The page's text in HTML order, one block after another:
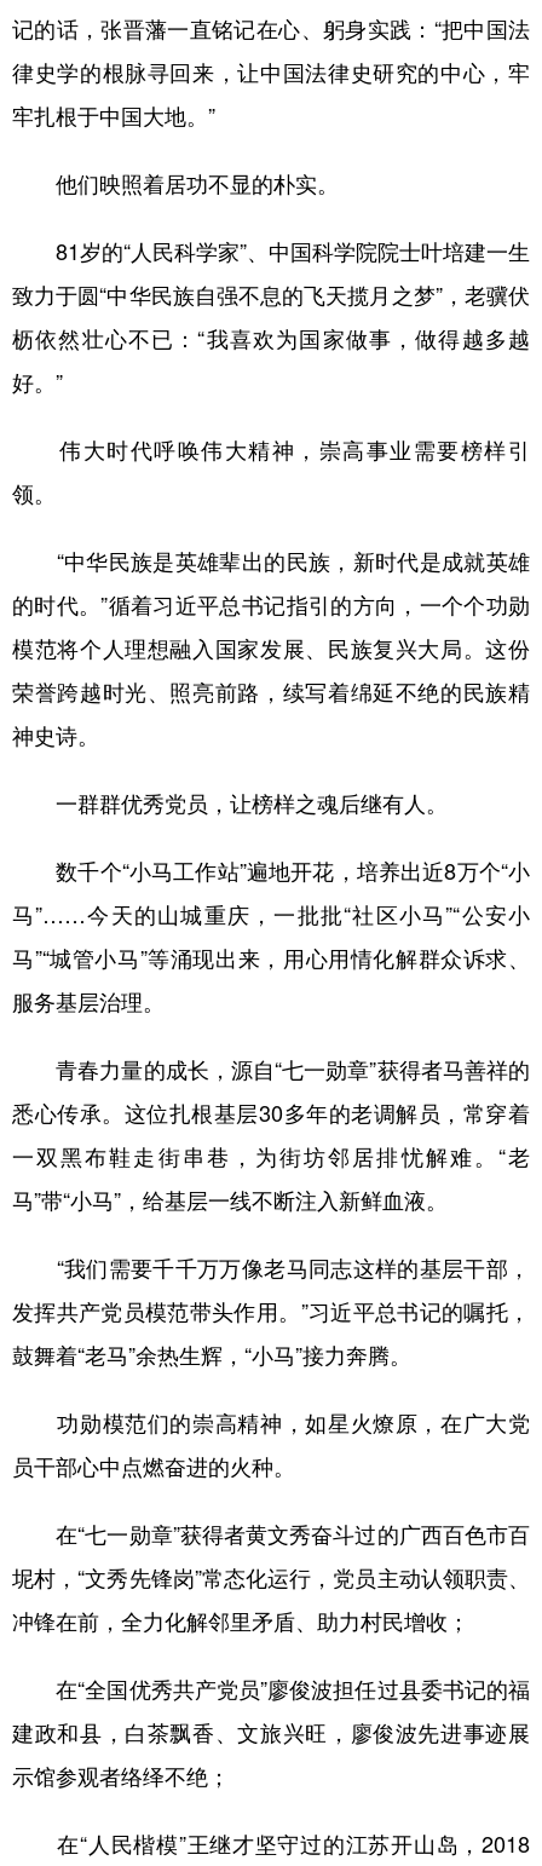
记的话，张晋藩一直铭记在心、躬身实践：“把中国法
律史学的根脉寻回来，让中国法律史研究的中心，牢
牢扎根于中国大地。”
他们映照着居功不显的朴实。
81岁的“人民科学家”、中国科学院院士叶培建一生
致力于圆“中华民族自强不息的飞天揽月之梦”，老骥伏
枥依然壮心不已：“我喜欢为国家做事，做得越多越
好。”
伟大时代呼唤伟大精神，崇高事业需要榜样引
领。
“中华民族是英雄辈出的民族，新时代是成就英雄
的时代。”循着习近平总书记指引的方向，一个个功勋
模范将个人理想融入国家发展、民族复兴大局。这份
荣誉跨越时光、照亮前路，续写着绵延不绝的民族精
神史诗。
一群群优秀党员，让榜样之魂后继有人。
数千个“小马工作站”遍地开花，培养出近8万个“小
马”……今天的山城重庆，一批批“社区小马”“公安小
马”“城管小马”等涌现出来，用心用情化解群众诉求、
服务基层治理。
青春力量的成长，源自“七一勋章”获得者马善祥的
悉心传承。这位扎根基层30多年的老调解员，常穿着
一双黑布鞋走街串巷，为街坊邻居排忧解难。“老
马”带“小马”，给基层一线不断注入新鲜血液。
“我们需要千千万万像老马同志这样的基层干部，
发挥共产党员模范带头作用。”习近平总书记的嘱托，
鼓舞着“老马”余热生辉，“小马”接力奔腾。
功勋模范们的崇高精神，如星火燎原，在广大党
员干部心中点燃奋进的火种。
在“七一勋章”获得者黄文秀奋斗过的广西百色市百
坭村，“文秀先锋岗”常态化运行，党员主动认领职责、
冲锋在前，全力化解邻里矛盾、助力村民增收；
在“全国优秀共产党员”廖俊波担任过县委书记的福
建政和县，白茶飘香、文旅兴旺，廖俊波先进事迹展
示馆参观者络绎不绝；
在“人民楷模”王继才坚守过的江苏开山岛，2018